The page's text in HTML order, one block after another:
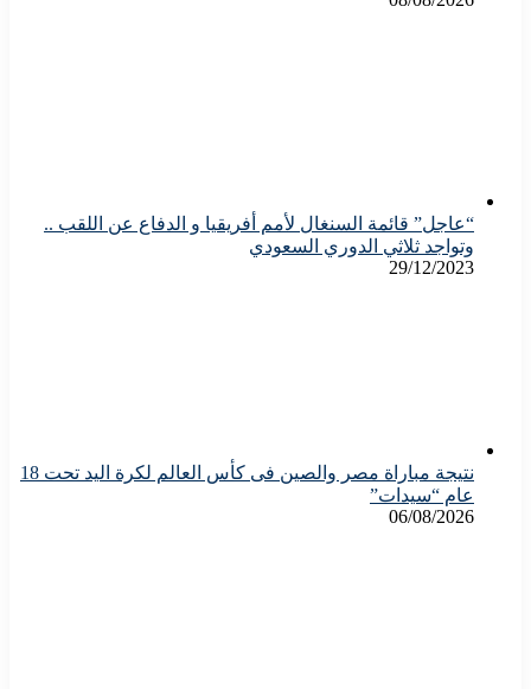
“عاجل” قائمة السنغال لأمم أفريقيا و الدفاع عن اللقب ..
وتواجد ثلاثي الدوري السعودي
29/12/2023
نتيجة مباراة مصر والصين فى كأس العالم لكرة اليد تحت 18
عام “سيدات”
06/08/2026